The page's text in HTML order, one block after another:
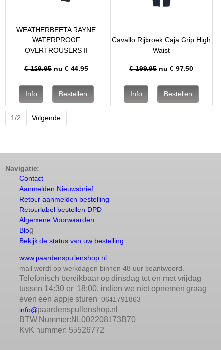
WEATHERBEETA RAYNE
WATERPROOF
OVERTROUSERS II
€ 129.95nu € 44.95
Cavallo Rijbroek Caja Grip High
Waist
€ 199.95nu €97.50
1/2 Volgende
Navigatie:
Contact
Aanmelden Nieuwsbrief
Retour aanmelden bestelling.
Retourlabel bestellen DPD
Algemene Voorwaarden
Blog
Bekijk de status van uw bestelling.
www.paardenspullenshop.nl
mail wordt op werkdagen binnen 48 uur beantwoord.
Telefonisch bereikbaar op dinsdag tot en met vrijdag
tussen 14:30 en 18:00, indien we niet opnemen graag
even een appje sturen 0641791863
info@paardenspullenshop.nl
BTW Nummer:NL002208173B70
KvK nummer: 55526772